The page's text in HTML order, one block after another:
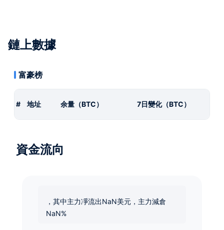
鏈上數據
富豪榜
# 地址 余量（BTC） 7日變化（BTC）
資金流向
，其中主力凈流出NaN美元，主力減倉
NaN%